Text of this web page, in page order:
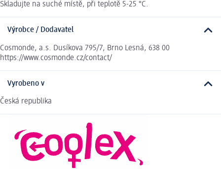
Skladujte na suché místě, při teplotě 5-25 °C.
Výrobce / Dodavatel
Cosmonde, a.s. Dusíkova 795/7, Brno Lesná, 638 00
https://www.cosmonde.cz/contact/
Vyrobeno v
Česká republika